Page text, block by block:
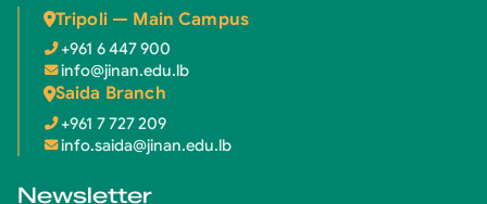
Tripoli — Main Campus
+961 6 447 900
info@jinan.edu.lb
Saida Branch
+961 7 727 209
info.saida@jinan.edu.lb
Newsletter